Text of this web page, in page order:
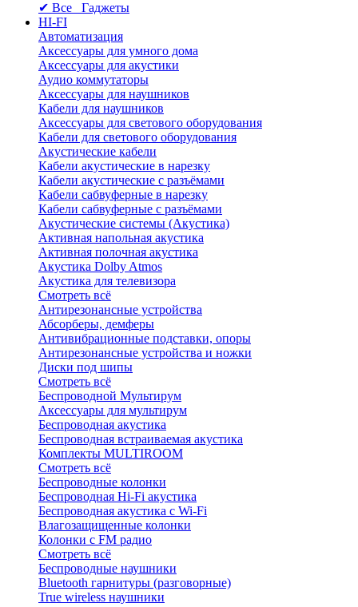
✔ Все Гаджеты
HI-FI
Автоматизация
Аксессуары для умного дома
Аксессуары для акустики
Аудио коммутаторы
Аксессуары для наушников
Кабели для наушников
Аксессуары для светового оборудования
Кабели для светового оборудования
Акустические кабели
Кабели акустические в нарезку
Кабели акустические с разъёмами
Кабели сабвуферные в нарезку
Кабели сабвуферные с разъёмами
Акустические системы (Акустика)
Активная напольная акустика
Активная полочная акустика
Акустика Dolby Atmos
Акустика для телевизора
Смотреть всё
Антирезонансные устройства
Абсорберы, демферы
Антивибрационные подставки, опоры
Антирезонансные устройства и ножки
Диски под шипы
Смотреть всё
Беспроводной Мультирум
Аксессуары для мультирум
Беспроводная акустика
Беспроводная встраиваемая акустика
Комплекты MULTIROOM
Смотреть всё
Беспроводные колонки
Беспроводная Hi-Fi акустика
Беспроводная акустика с Wi-Fi
Влагозащищенные колонки
Колонки с FM радио
Смотреть всё
Беспроводные наушники
Bluetоoth гарнитуры (разговорные)
True wireless наушники